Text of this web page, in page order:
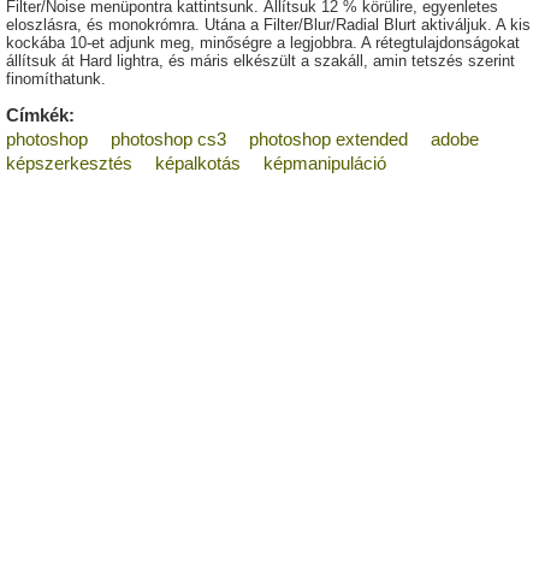
Filter/Noise menüpontra kattintsunk. Állítsuk 12 % körülire, egyenletes
eloszlásra, és monokrómra. Utána a Filter/Blur/Radial Blurt aktiváljuk. A kis
kockába 10-et adjunk meg, minőségre a legjobbra. A rétegtulajdonságokat
állítsuk át Hard lightra, és máris elkészült a szakáll, amin tetszés szerint
finomíthatunk.
Címkék:
photoshop
photoshop cs3 photoshop extended
adobe
képszerkesztés
képalkotás képmanipuláció